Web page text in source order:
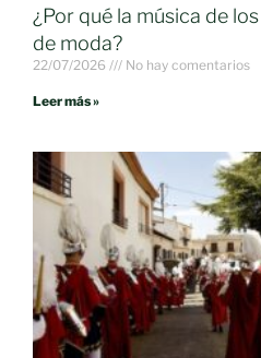
¿Por qué la música de
de moda?
22/07/2026 No hay comentarios
Leer más »